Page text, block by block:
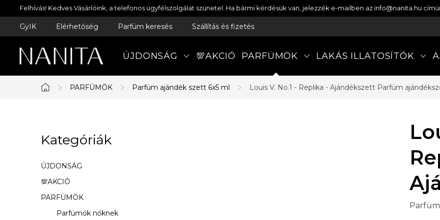
Ugrás
a
Felhívás! Kedves Vásárlóink, a telefonos ügyfélszolgálat szünetel. Ha bármi kérdésük van, jelezzék e-mailben az info@nanita.hu
GyIK Elérhetőség Parfüm keresés Szállítás és fizetés
ÚJDONSÁG 💯AKCIÓ PARFÜMÖK LAKÁS ILLATOSÍTÓK
Kezdőlap
PARFÜMÖK Parfüm ajándék szett 6x5 ml Louis V. No.1 - Replika - Ajándékszett Parfüm
l
d
a
l
Kategóriák
átugrása
Kategóriák
ÚJDONSÁG
💯AKCIÓ
PARFÜMÖK
Parfümök nőknek